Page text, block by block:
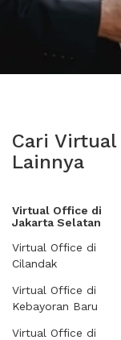
Cari
Lainnya
Virtual Office di
Jakarta Selatan
Virtual Office di
Cilandak
Virtual Office di
Kebayoran Baru
Virtual Office di